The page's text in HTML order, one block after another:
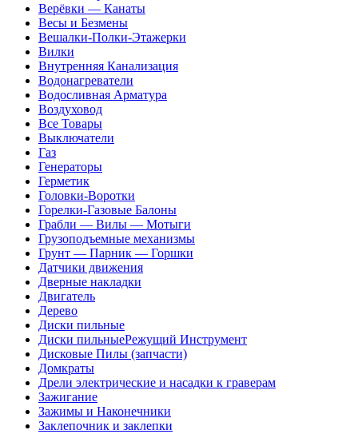
Верёвки — Канаты
Весы и Безмены
Вешалки-Полки-Этажерки
Вилки
Внутренняя Канализация
Водонагреватели
Водосливная Арматура
Воздуховод
Все Товары
Выключатели
Газ
Генераторы
Герметик
Головки-Воротки
Горелки-Газовые Балоны
Грабли — Вилы — Мотыги
Грузоподъемные механизмы
Грунт — Парник — Горшки
Датчики движения
Дверные накладки
Двигатель
Дерево
Диски пильные
Диски пильныеРежущий Инструмент
Дисковые Пилы (запчасти)
Домкраты
Дрели электрические и насадки к граверам
Зажигание
Зажимы и Наконечники
Заклепочник и заклепки